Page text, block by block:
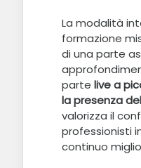
La modalità
formazione
di una parte
parte live a
la presenza
valorizza il
professionisti
continuo